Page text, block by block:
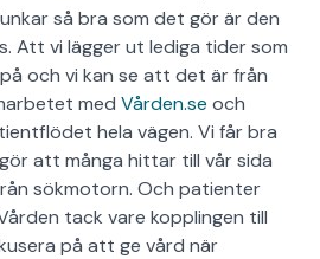
så bra som det gör är den
Att vi lägger ut lediga tider som
och vi kan se att det är från
med Vården.se och
hela vägen. Vi får bra
att många hittar till vår sida
sökmotorn. Och patienter
tack vare kopplingen till
på att ge vård när